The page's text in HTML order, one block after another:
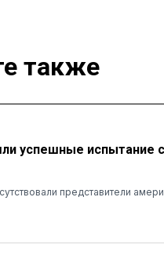
также
успешные испытание
представители